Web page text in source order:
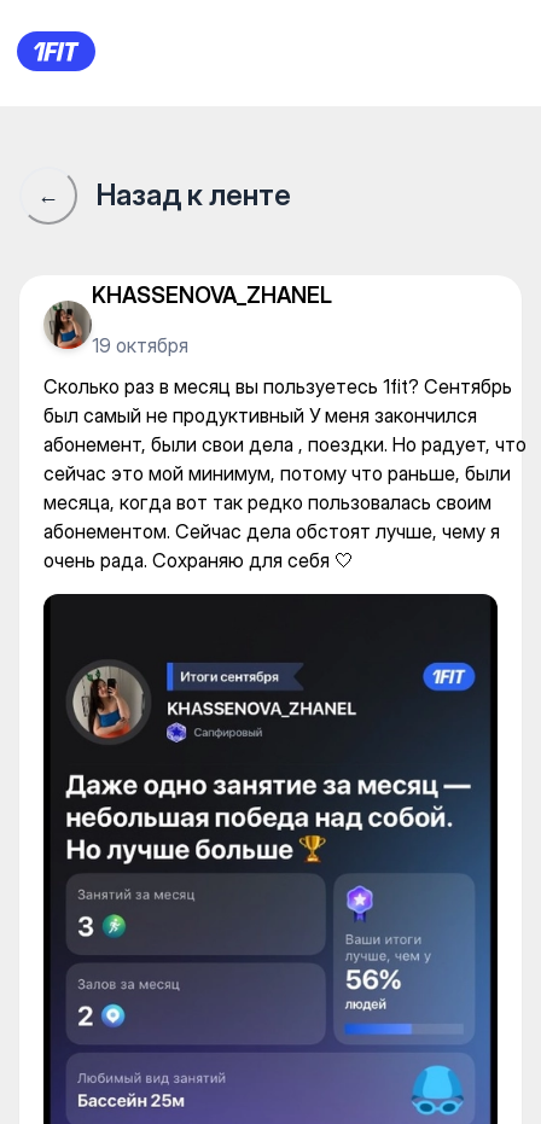
Сколько раз в месяц вы
← Назад к ленте
KHASSENOVA_ZHANEL
19 октября
Сколько раз в месяц вы пользуетесь 1fit? Сентябрь
был самый не продуктивный У меня закончился
абонемент, были свои дела , поездки. Но радует, что
сейчас это мой минимум, потому что раньше, были
месяца, когда вот так редко пользовалась своим
абонементом. Сейчас дела обстоят лучше, чему я
очень рада. Сохраняю для себя 🤍